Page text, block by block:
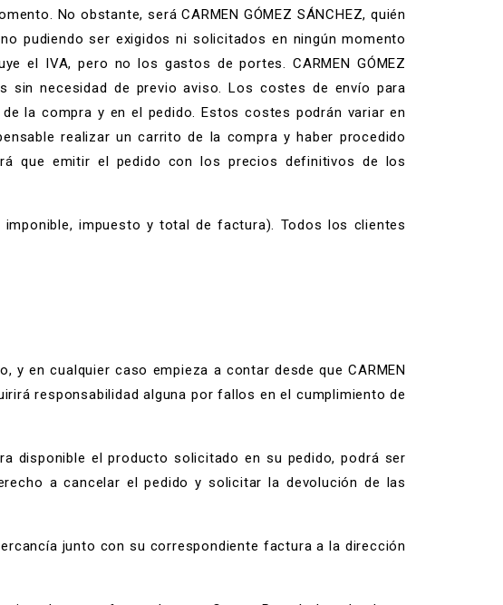
No obstante, será CARMEN GÓMEZ SÁNCHEZ, quién
pudiendo ser exigidos ni solicitados en ningún momento
el IVA, pero no los gastos de portes. CARMEN GÓMEZ
sin necesidad de previo aviso. Los costes de envío para
la compra y en el pedido. Estos costes podrán variar en
realizar un carrito de la compra y haber procedido
que emitir el pedido con los precios definitivos de los
impuesto y total de factura). Todos los clientes
en cualquier caso empieza a contar desde que CARMEN
responsabilidad alguna por fallos en el cumplimiento de
disponible el producto solicitado en su pedido, podrá ser
a cancelar el pedido y solicitar la devolución de las
junto con su correspondiente factura a la dirección